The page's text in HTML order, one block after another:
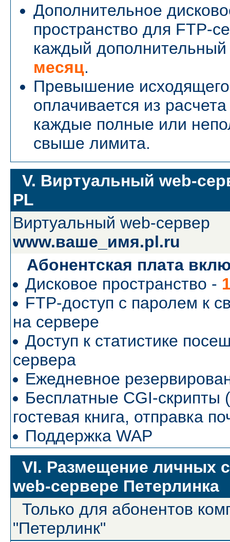
Дополнительное
пространство для FTP-
каждый
месяц.
Превышение
оплачивается из
каждые полные или
свыше лимита.
V. Виртуальный web-
PL
Виртуальный web-сервер
www.ваше_имя.pl.ru
Абонентская плата
Дисковое пространство -
FTP-доступ с паролем к
на сервере
Доступ к статистике
сервера
Ежедневное
Бесплатные CGI-скрипты
гостевая книга, отправка
Поддержка WAP
VI. Размещение личных
web-сервере Петерлинка
Только для абонентов
"Петерлинк"